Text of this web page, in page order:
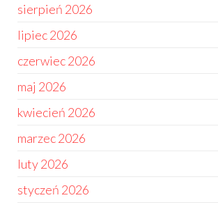
sierpień 2026
lipiec 2026
czerwiec 2026
maj 2026
kwiecień 2026
marzec 2026
luty 2026
styczeń 2026